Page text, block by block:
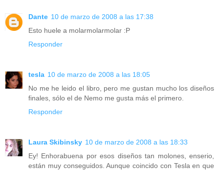
Dante 10 de marzo de 2008 a las 17:38
Esto huele a molarmolarmolar :P
Responder
tesla 10 de marzo de 2008 a las 18:05
No me he leido el libro, pero me gustan mucho los diseños
finales, sólo el de Nemo me gusta más el primero.
Responder
Laura Skibinsky 10 de marzo de 2008 a las 18:33
Ey! Enhorabuena por esos diseños tan molones, enserio,
están muy conseguidos. Aunque coincido con Tesla en que